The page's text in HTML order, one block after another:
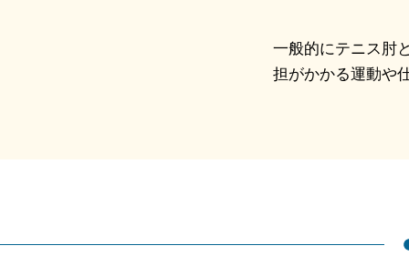
一般的にテニス肘
担がかかる運動や